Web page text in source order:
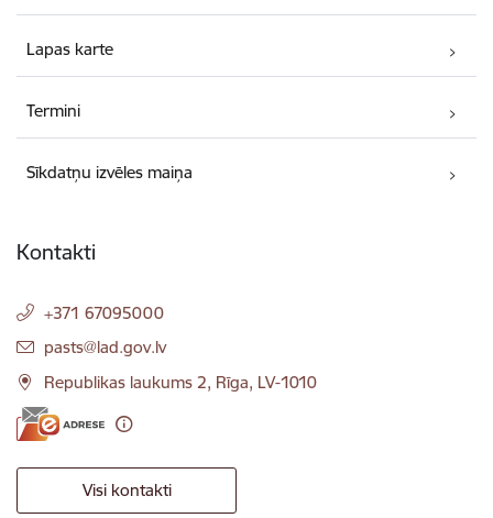
Lapas karte
Termini
Sīkdatņu izvēles maiņa
Kontakti
+371 67095000
E-pasts:
pasts@lad.gov.lv
Republikas laukums 2, Rīga, LV-1010
Visi kontakti